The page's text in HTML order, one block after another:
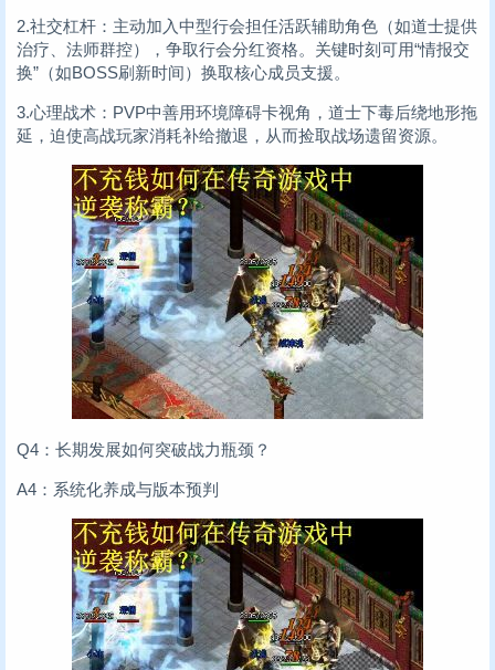
2.社交杠杆：主动加入中型行会担任活跃辅助角色（如道士提供
治疗、法师群控），争取行会分红资格。关键时刻可用“情报交
换”（如BOSS刷新时间）换取核心成员支援。
3.心理战术：PVP中善用环境障碍卡视角，道士下毒后绕地形拖
延，迫使高战玩家消耗补给撤退，从而捡取战场遗留资源。
Q4：长期发展如何突破战力瓶颈？
A4：系统化养成与版本预判